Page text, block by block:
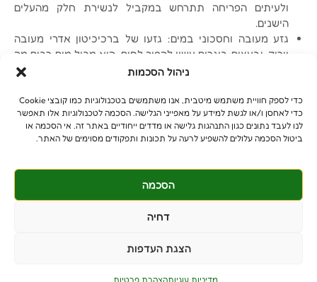
ניהול הסכמות
כדי לספק חוויית משתמש מיטבית, אנו משתמשים בטכנולוגיות כמו קובצי Cookie
כדי לאחסן ו/או לגשת למידע על מאפייני הגלישה. הסכמה לטכנולוגיות אלו תאפשר
לנו לעבד נתונים כגון התנהגות גלישה או מדדים ייחודיים באתר זה. אי הסכמה או
ביטול הסכמה עלולים להשפיע לרעה על תכונות ותפקודים מסוימים של האתר.
הסכמה
דחיה
הצגת העדפות
מדיניות עוגיותהצהרת פרטיות
ולעיתים הפריחה תתרחש במקביל לנשירת חלק מהעלים
הישנים.
גזע מעובה וחסכוני במים: גזעו של ברכיכיטון אדרי מעובה
וירוק, ובעצים בוגרים עשוי להפוך לחום. הוא מכיל מים רבים מה
שמאפשר לעץ לשרוד גם בתקופות יובש ולכן נחשב לחסכוני
© כל הזכויות שמורות
קבלנים - 052-639-4106